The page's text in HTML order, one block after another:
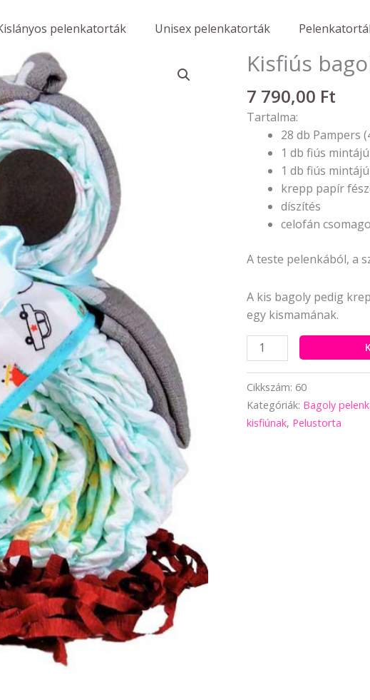
pelenkatorták Unisex pelenkatorták
Kisfiús
7 790,00 Ft
Tartalma:
28 db Pampers
1 db fiús
1 db fiús
krepp papír
díszítés
celofán
A teste pelenkából, a
A kis bagoly pedig
egy kismamának.
Kisfiús
bagoly
pelenkatorta
mennyiség
Cikkszám: 60
Kategóriák: Bagoly
kisfiúnak, Pelustorta